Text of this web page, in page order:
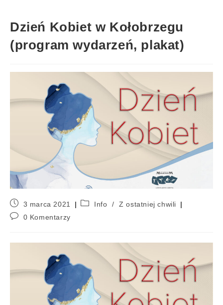
Dzień Kobiet w Kołobrzegu
(program wydarzeń, plakat)
3 marca 2021 Info /
Z ostatniej chwili
0 Komentarzy